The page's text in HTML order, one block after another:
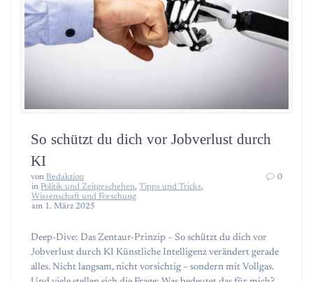
So schützt du dich vor Jobverlust durch
KI
von Redaktion
in Politik und Zeitgeschehen,Tipps und Tricks,
Wissenschaft und Forschung
am 1. März 2025
0
Deep-Dive: Das Zentaur-Prinzip – So schützt du dich vor
Jobverlust durch KI Künstliche Intelligenz verändert gerade
alles. Nicht langsam, nicht vorsichtig – sondern mit Vollgas.